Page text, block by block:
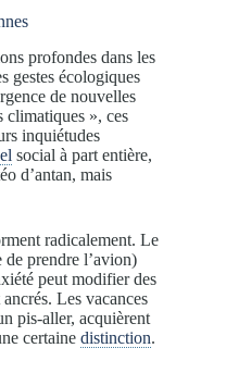
profondes dans les
gestes écologiques
de nouvelles
climatiques », ces
inquiétudes
social à part entière,
d’antan, mais
radicalement. Le
prendre l’avion)
peut modifier des
Les vacances
pis-aller, acquièrent
certaine distinction.